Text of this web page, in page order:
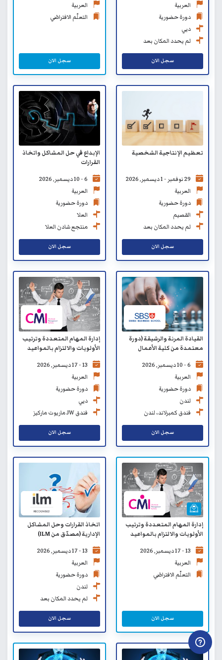
العربية
دورة حضورية
دبي
لم يحدد المكان بعد
سجل الان
العربية
التعلّم الافتراضي
سجل الان
تعظيم الإنتاجية الشخصية
29 نوفمبر - 1 ديسمبر, 2026
العربية
دورة حضورية
القصيم
لم يحدد المكان بعد
سجل الان
الإبداع في حل المشاكل واتخاذ
القرارات
6 - 10 ديسمبر, 2026
العربية
دورة حضورية
العلا
منتجع شادن العلا
سجل الان
القيادة المرنة والرشيقة (دورة
معتمدة من كلية الأعمال
6 - 10 ديسمبر, 2026
العربية
دورة حضورية
لندن
فندق كمبرلاند، لندن
سجل الان
إدارة المهام المتعددة وترتيب
الأولويات والالتزام بالمواعيد
13 - 17 ديسمبر, 2026
العربية
دورة حضورية
دبي
فندق JW ماريوت ماركيز
سجل الان
إدارة المهام المتعددة وترتيب
الأولويات والالتزام بالمواعيد
التعلّم الافتراضي
13 - 17 ديسمبر, 2026
العربية
التعلّم الافتراضي
سجل الان
اتخاذ القرارات وحل المشاكل
الإدارية (مصدّق من ILM)
13 - 17 ديسمبر, 2026
العربية
دورة حضورية
لندن
لم يحدد المكان بعد
سجل الان